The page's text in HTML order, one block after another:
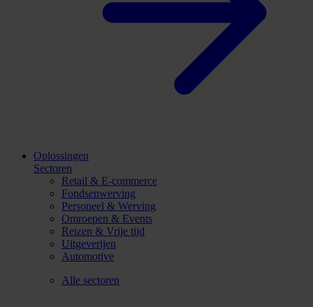
Oplossingen
Sectoren
Retail & E-commerce
Fondsenwerving
Personeel & Werving
Omroepen & Events
Reizen & Vrije tijd
Uitgeverijen
Automotive
Alle sectoren